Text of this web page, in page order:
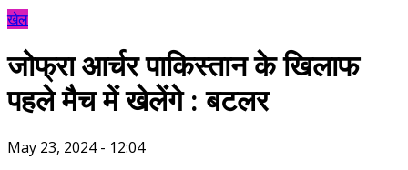
खेल
जोफ्रा आर्चर पाकिस्तान के खिलाफ
पहले मैच में खेलेंगे : बटलर
May 23, 2024 - 12:04